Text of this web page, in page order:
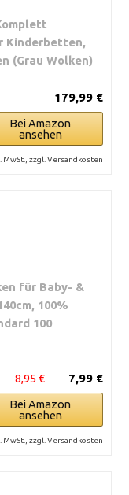
Kinderbetten,
(Grau Wolken)
179,99 €
Bei Amazon
ansehen
MwSt., zzgl. Versandkosten
für Baby- &
100%
100
7,99 €
8,95 €
Bei Amazon
ansehen
MwSt., zzgl. Versandkosten